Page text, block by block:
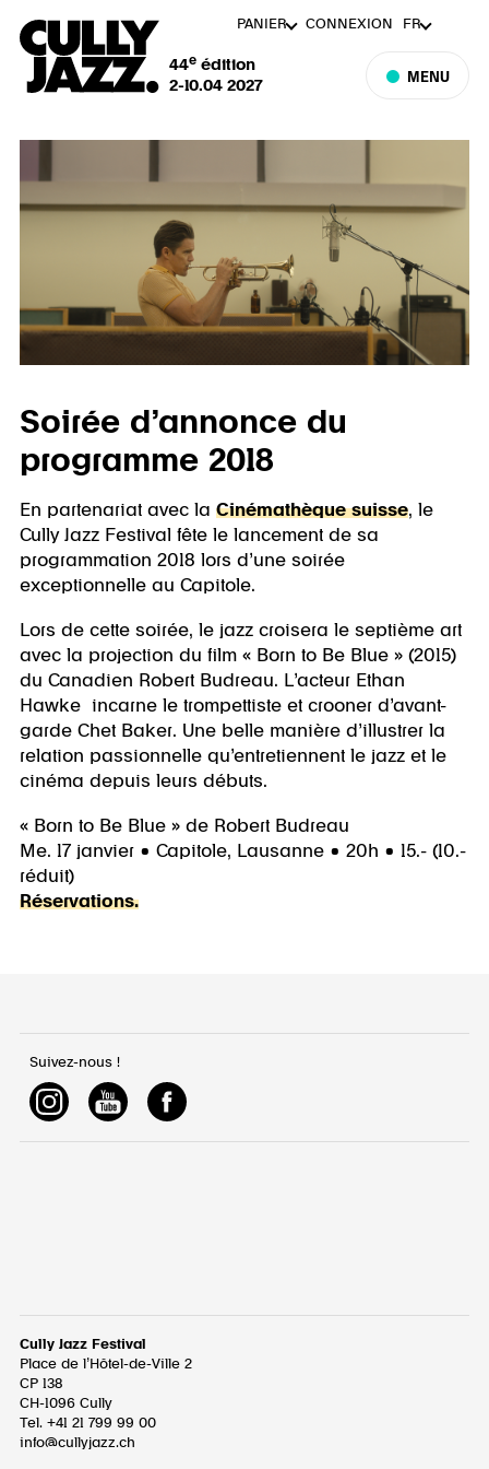
44eédition
2-10.04 2027
MENU
PANIER CONNEXION FR
Soirée d’annonce du
programme 2018
En partenariat avec la Cinémathèque suisse, le
Cully Jazz Festival fête le lancement de sa
programmation 2018 lors d’une soirée
exceptionnelle au Capitole.
Lors de cette soirée, le jazz croisera le septième art
avec la projection du film « Born to Be Blue » (2015)
du Canadien Robert Budreau. L’acteur Ethan
Hawke incarne le trompettiste et crooner d’avant-
garde Chet Baker. Une belle manière d’illustrer la
relation passionnelle qu’entretiennent le jazz et le
cinéma depuis leurs débuts.
« Born to Be Blue » de Robert Budreau
Me. 17 janvier • Capitole, Lausanne • 20h • 15.- (10.-
réduit)
Réservations.
Cully Jazz Festival
Place de l’Hôtel-de-Ville 2
CP 138
CH-1096 Cully
Tel. +41 21 799 99 00
info@cullyjazz.ch
Suivez-nous !